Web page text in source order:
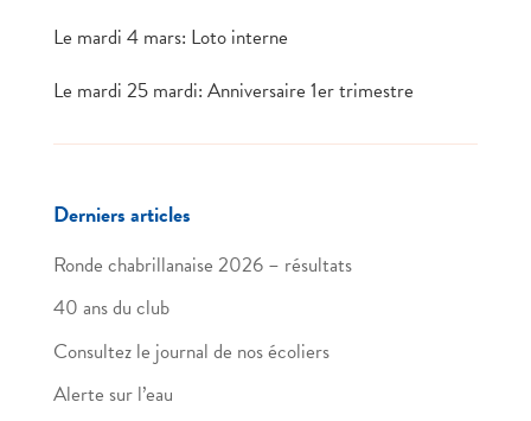
Le mardi 4 mars: Loto interne
Le mardi 25 mardi: Anniversaire 1er trimestre
Derniers articles
Ronde chabrillanaise 2026 – résultats
40 ans du club
Consultez le journal de nos écoliers
Alerte sur l’eau